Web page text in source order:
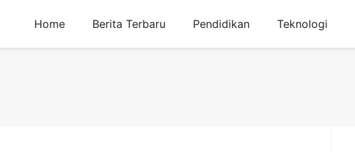
Home Berita Terbaru Pendidikan Teknologi